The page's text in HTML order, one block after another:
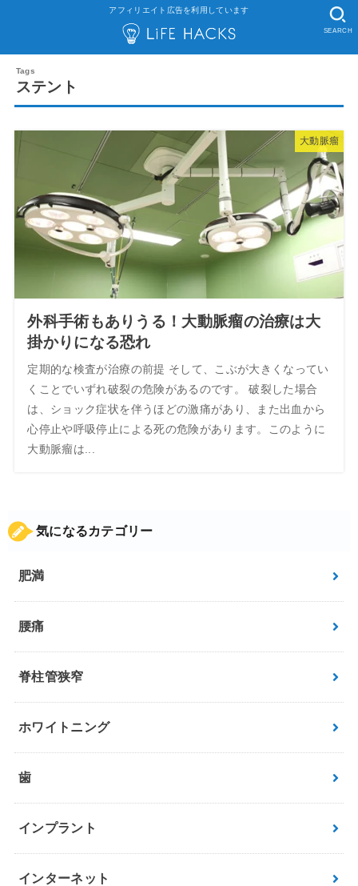
アフィリエイト広告を利用しています
SEARCH
ステント
大動脈瘤
外科手術もありうる！大動脈瘤の治療は大
掛かりになる恐れ
定期的な検査が治療の前提 そして、こぶが大きくなってい
くことでいずれ破裂の危険があるのです。 破裂した場合
は、ショック症状を伴うほどの激痛があり、また出血から
心停止や呼吸停止による死の危険があります。このように
大動脈瘤は...
気になるカテゴリー
肥満
腰痛
脊柱管狭窄
ホワイトニング
歯
インプラント
インターネット